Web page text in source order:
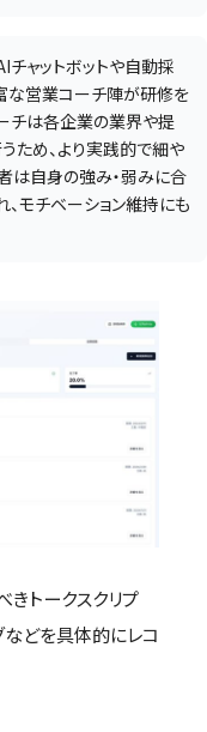
チャットボットや自動採
な営業コーチ陣が研修を
チは各企業の業界や提
ため、より実践的で細や
は自身の強み・弱みに合
モチベーション維持にも
きトークスクリプ
などを具体的にレコ